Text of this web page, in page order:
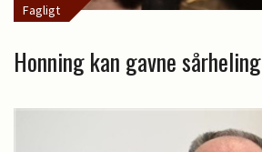
Fagligt
Honning kan gavne sårheling